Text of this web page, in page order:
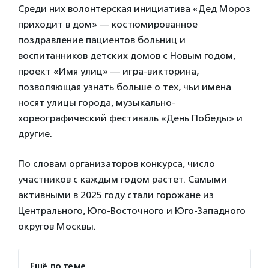
Среди них волонтерская инициатива «Дед Мороз
приходит в дом» — костюмированное
поздравление пациентов больниц и
воспитанников детских домов с Новым годом,
проект «Имя улиц» — игра-викторина,
позволяющая узнать больше о тех, чьи имена
носят улицы города, музыкально-
хореографический фестиваль «День Победы» и
другие.
По словам организаторов конкурса, число
участников с каждым годом растет. Самыми
активными в 2025 году стали горожане из
Центрального, Юго-Восточного и Юго-Западного
округов Москвы.